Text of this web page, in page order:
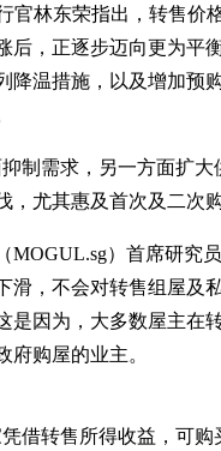
官林东荣指出，转售价
后，正逐步迈向更为平
降温措施，以及增加预
制需求，另一方面扩
，尤其惠及首次及二次
MOGUL.sg）首席研究
滑，不会对转售组屋及
是因为，大多数屋主在
府购屋的业主。
借转售所得收益，可购